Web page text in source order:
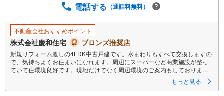
す
る
電話する （通話料無料）
不動産会社おすすめポイント
株式会社慶和住宅 ブロンズ推奨店
新規リフォーム渡しの4LDK中古戸建です。水まわりもすべて交換しますの
で、気持ちよくお住まいになれます。周辺にスーパーなど商業施設が整っ
ていて住環境良好です。現地だけでなく周辺環境のご案内もしておりま
す。地域密着型の不動産アドバイザーにお任せ下さい。送迎サービスも行
もっと見る